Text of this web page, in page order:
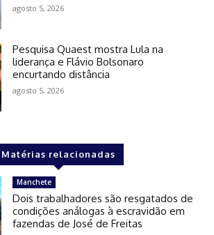
agosto 5, 2026
Pesquisa Quaest mostra Lula na
liderança e Flávio Bolsonaro
encurtando distância
agosto 5, 2026
Matérias relacionadas
Manchete
Dois trabalhadores são resgatados de
condições análogas à escravidão em
fazendas de José de Freitas